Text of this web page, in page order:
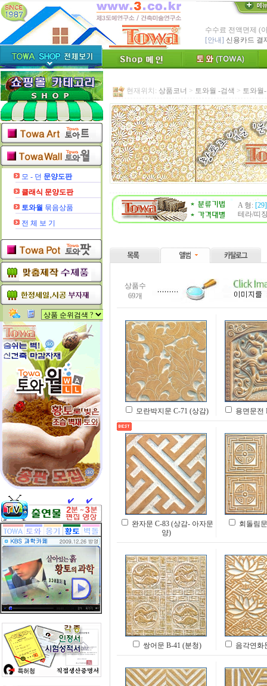
* Since : 1987 ~ 신
- 특허,의장,상표권
친환경 Bio
[브랜드 명]"토와"(
[알림]숨쉬는 조습
* TOWA 가상시공
- 토와 배치 디자인
* TOWA 회원가입
-토와, 첫구매시 배
수수료 전액면제 (
[안내]신용카드 결
모 - 던 문양도판
클래식 문양도판
토와월 묶음상품
전 체 보 기
현재위치: 상품코너 > 토와월 -검색 > 토와월
A 형: [29]
테라/띠
상품수
69개
모란박지문 C-71 (상감) 용면문전
완자문 C-83 (상감- 아자문
양)
회돌림
쌍어문 B-41 (분청) 음각연화